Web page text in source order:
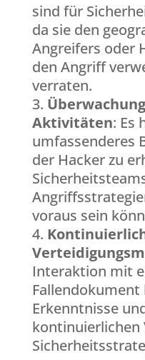
sind für
da sie den
Angreifers oder
den Angriff
verraten.
Aktivitäten: Es
umfassenderes
der Hacker zu
voraus sein
Interaktion mit
Erkenntnisse
kontinuierlichen